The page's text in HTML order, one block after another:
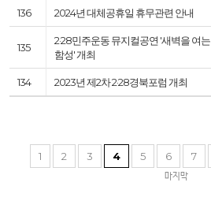
136 2024년 대체공휴일 휴무관련 안내
135
2·28민주운동 뮤지컬공연 '새벽을 여는
함성' 개최
134 2023년 제2차 2·28경북포럼 개최
1 2 3 4 5 6 7
마지막